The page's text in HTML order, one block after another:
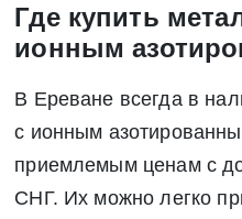
Где купить
ионным
В Ереване всегда в
с ионным
приемлемым ценам с
СНГ. Их можно легко